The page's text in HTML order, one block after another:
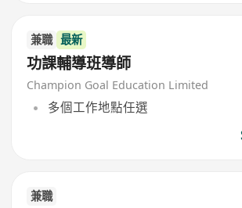
兼職 最新
功課輔導班導師
Champion Goal Education Limited
多個工作地點任選
兼職